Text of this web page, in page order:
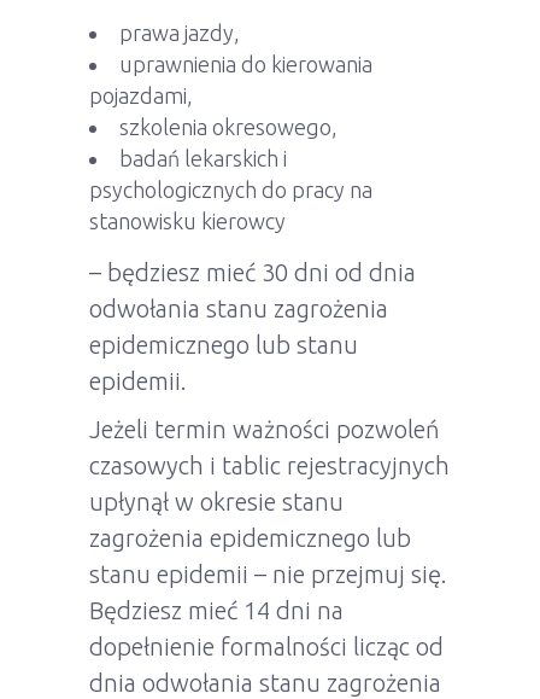
prawa jazdy,
uprawnienia do kierowania
pojazdami,
szkolenia okresowego,
badań lekarskich i
psychologicznych do pracy na
stanowisku kierowcy
– będziesz mieć 30 dni od dnia
odwołania stanu zagrożenia
epidemicznego lub stanu
epidemii.
Jeżeli termin ważności pozwoleń
czasowych i tablic rejestracyjnych
upłynął w okresie stanu
zagrożenia epidemicznego lub
stanu epidemii – nie przejmuj się.
Będziesz mieć 14 dni na
dopełnienie formalności licząc od
dnia odwołania stanu zagrożenia